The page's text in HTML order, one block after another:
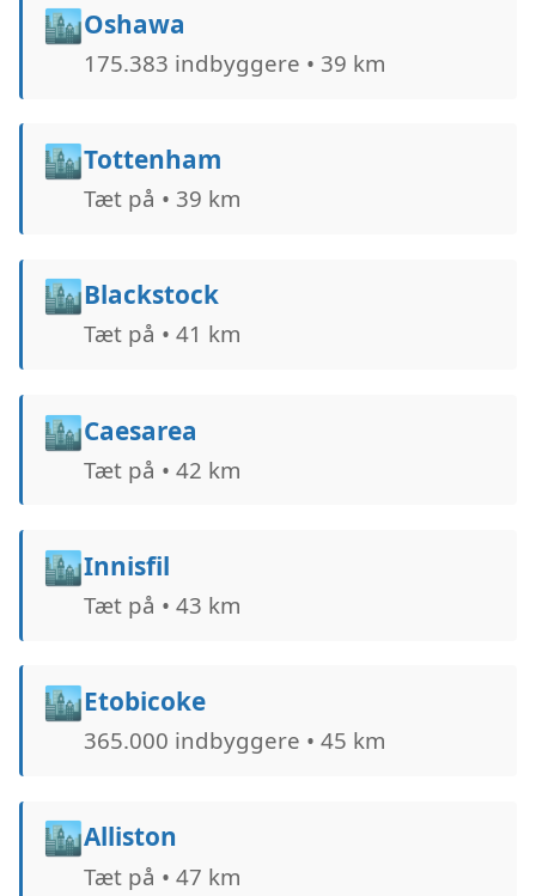
🏙️Oshawa
175.383 indbyggere • 39 km
🏙️Tottenham
Tæt på • 39 km
🏙️Blackstock
Tæt på • 41 km
🏙️Caesarea
Tæt på • 42 km
🏙️Innisfil
Tæt på • 43 km
🏙️Etobicoke
365.000 indbyggere • 45 km
🏙️Alliston
Tæt på • 47 km